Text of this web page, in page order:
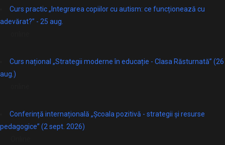
Curs practic „Integrarea copiilor cu autism: ce funcționează cu
adevărat?” - 25 aug.
Curs național „Strategii moderne în educație - Clasa Răsturnată” (26
aug.)
Conferință internațională „Școala pozitivă - strategii și resurse
pedagogice” (2 sept. 2026)